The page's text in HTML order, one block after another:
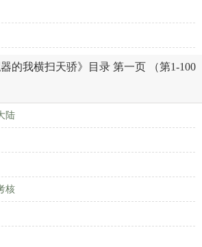
的我横扫天骄》目录 第一页 （第1-100
陆
核